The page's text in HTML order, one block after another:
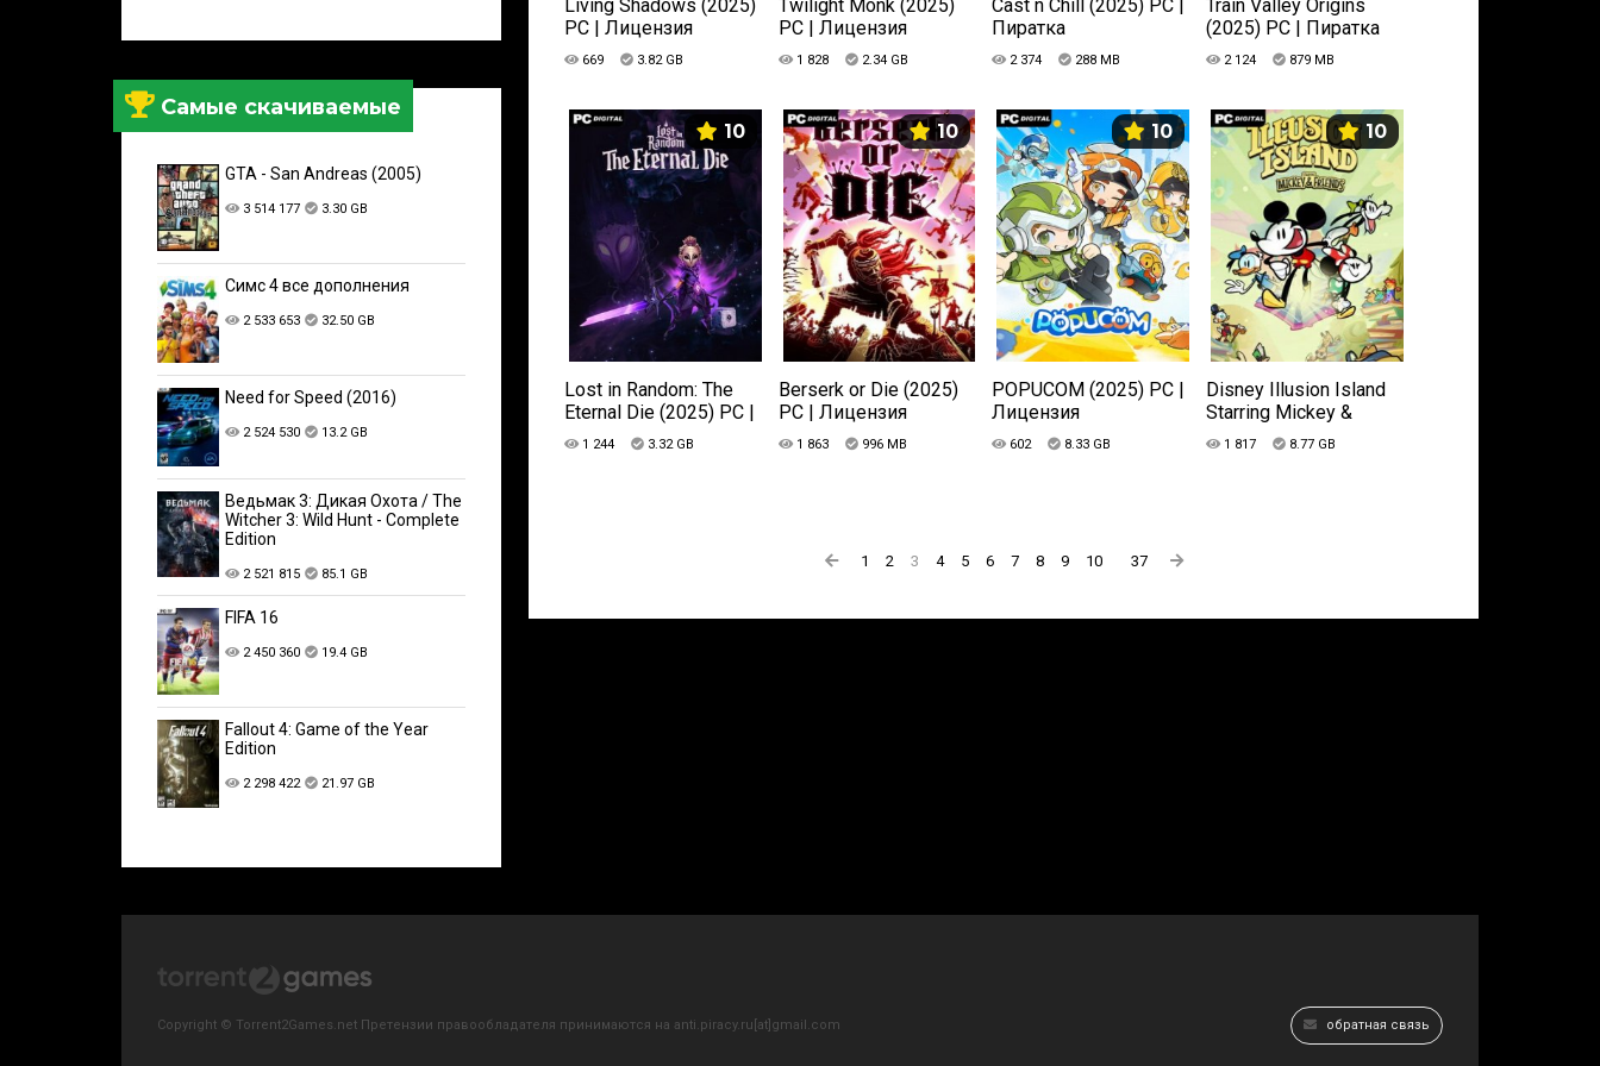
Самые скачиваемые
GTA - San Andreas (2005)
3 514 177 3.30 GB
Симс 4 все дополнения
2 533 653 32.50 GB
Need for Speed (2016)
2 524 530 13.2 GB
Ведьмак 3: Дикая Охота / The
Witcher 3: Wild Hunt - Complete
Edition
2 521 815 85.1 GB
FIFA 16
2 450 360 19.4 GB
Fallout 4: Game of the Year
Edition
2 298 422 21.97 GB
Living Shadows (2025)
PC | Лицензия
669 3.82 GB
Twilight Monk (2025)
PC | Лицензия
1 828 2.34 GB
Cast n Chill (2025) PC |
Пиратка
2 374 288 MB
Train Valley Origins
(2025) PC | Пиратка
2 124 879 MB
10
Lost in Random: The
Eternal Die (2025) PC |
Лицензия
1 244 3.32 GB
10
Berserk or Die (2025)
PC | Лицензия
1 863 996 MB
10
POPUCOM (2025) PC |
Лицензия
602 8.33 GB
10
Disney Illusion Island
Starring Mickey &
Friends (2025) PC |
Лицензия
1 817 8.77 GB
1 2 3 4 5 6 7 8 9 10 37
Copyright © Torrent2Games.net Претензии правообладателя принимаются на anti.piracy.ru[at]gmail.com обратная связь